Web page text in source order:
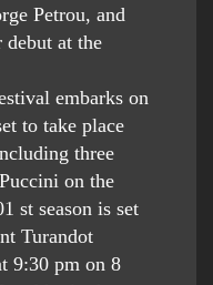
Petrou, and
at the
embarks on
to take place
three
on the
st season is set
Turandot
9:30 pm on 8